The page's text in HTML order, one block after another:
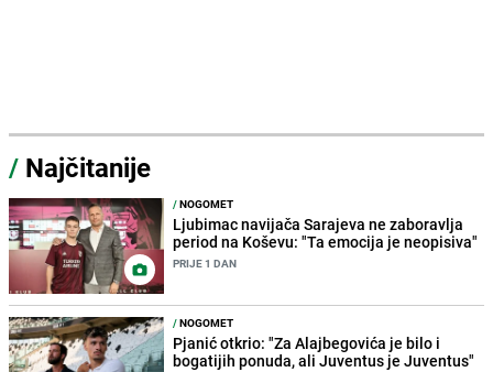
/ Najčitanije
/NOGOMET
Ljubimac navijača Sarajeva ne zaboravlja
period na Koševu: "Ta emocija je neopisiva"
PRIJE 1 DAN
/NOGOMET
Pjanić otkrio: "Za Alajbegovića je bilo i
bogatijih ponuda, ali Juventus je Juventus"